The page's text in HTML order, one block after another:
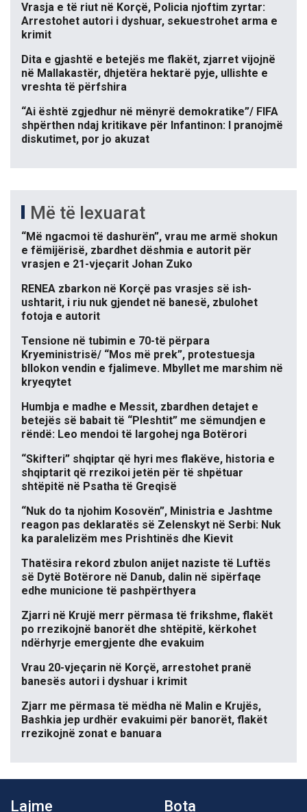
Vrasja e të riut në Korçë, Policia njoftim zyrtar:
Arrestohet autori i dyshuar, sekuestrohet arma e
krimit
Dita e gjashtë e betejës me flakët, zjarret vijojnë
në Mallakastër, dhjetëra hektarë pyje, ullishte e
vreshta të përfshira
“Ai është zgjedhur në mënyrë demokratike”/ FIFA
shpërthen ndaj kritikave për Infantinon: I pranojmë
diskutimet, por jo akuzat
Më të lexuarat
“Më ngacmoi të dashurën”, vrau me armë shokun
e fëmijërisë, zbardhet dëshmia e autorit për
vrasjen e 21-vjeçarit Johan Zuko
RENEA zbarkon në Korçë pas vrasjes së ish-
ushtarit, i riu nuk gjendet në banesë, zbulohet
fotoja e autorit
Tensione në tubimin e 70-të përpara
Kryeministrisë/ “Mos më prek”, protestuesja
bllokon vendin e fjalimeve. Mbyllet me marshim në
kryeqytet
Humbja e madhe e Messit, zbardhen detajet e
betejës së babait të “Pleshtit” me sëmundjen e
rëndë: Leo mendoi të largohej nga Botërori
“Skifteri” shqiptar që hyri mes flakëve, historia e
shqiptarit që rrezikoi jetën për të shpëtuar
shtëpitë në Psatha të Greqisë
“Nuk do ta njohim Kosovën”, Ministria e Jashtme
reagon pas deklaratës së Zelenskyt në Serbi: Nuk
ka paralelizëm mes Prishtinës dhe Kievit
Thatësira rekord zbulon anijet naziste të Luftës
së Dytë Botërore në Danub, dalin në sipërfaqe
edhe municione të pashpërthyera
Zjarri në Krujë merr përmasa të frikshme, flakët
po rrezikojnë banorët dhe shtëpitë, kërkohet
ndërhyrje emergjente dhe evakuim
Vrau 20-vjeçarin në Korçë, arrestohet pranë
banesës autori i dyshuar i krimit
Zjarr me përmasa të mëdha në Malin e Krujës,
Bashkia jep urdhër evakuimi për banorët, flakët
rrezikojnë zonat e banuara
Lajme Bota